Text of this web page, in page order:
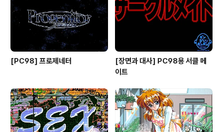
[PC98] 프로제네터
[장면과 대사] PC98용 서클 메
이트